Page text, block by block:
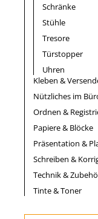
Schränke
Stühle
Tresore
Türstopper
Uhren
Kleben &
Nützliches im
Ordnen &
Papiere & Blöcke
Präsentation &
Schreiben &
Technik &
Tinte & Toner